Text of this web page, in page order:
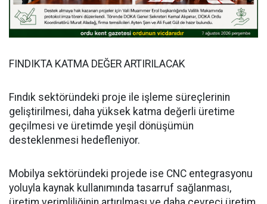
FINDIKTA KATMA DEĞER ARTIRILACAK
Fındık sektöründeki proje ile işleme süreçlerinin
geliştirilmesi, daha yüksek katma değerli üretime
geçilmesi ve üretimde yeşil dönüşümün
desteklenmesi hedefleniyor.
Mobilya sektöründeki projede ise CNC entegrasyonu
yoluyla kaynak kullanımında tasarruf sağlanması,